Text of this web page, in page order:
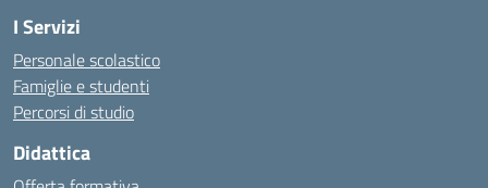
I Servizi
Personale scolastico
Famiglie e studenti
Percorsi di studio
Didattica